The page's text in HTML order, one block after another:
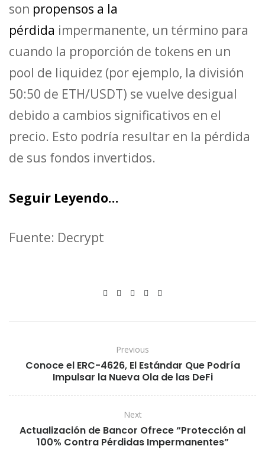
son propensos a la
pérdida impermanente, un término para
cuando la proporción de tokens en un
pool de liquidez (por ejemplo, la división
50:50 de ETH/USDT) se vuelve desigual
debido a cambios significativos en el
precio. Esto podría resultar en la pérdida
de sus fondos invertidos.
Seguir Leyendo…
Fuente: Decrypt
Previous
Conoce el ERC-4626, El Estándar Que Podría
Impulsar la Nueva Ola de las DeFi
Next
Actualización de Bancor Ofrece “Protección al
100% Contra Pérdidas Impermanentes”